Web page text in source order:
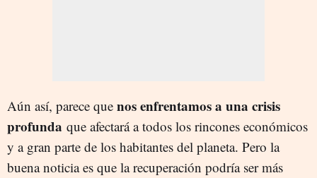
Aún así, parece que nos enfrentamos a una crisis
profunda que afectará a todos los rincones económicos
y a gran parte de los habitantes del planeta. Pero la
buena noticia es que la recuperación podría ser más